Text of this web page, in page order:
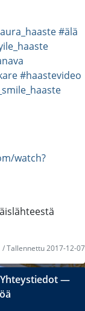
#älä
#haastevideo
watch?
/ Tallennettu 2017-12-07
Yhteystiedot―